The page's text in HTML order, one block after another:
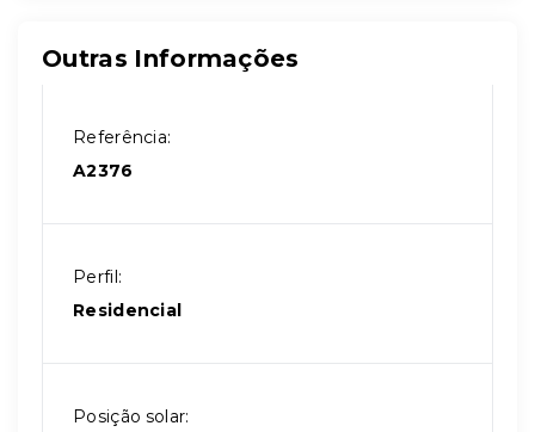
Outras Informações
Referência:
A2376
Perfil:
Residencial
Posição solar: